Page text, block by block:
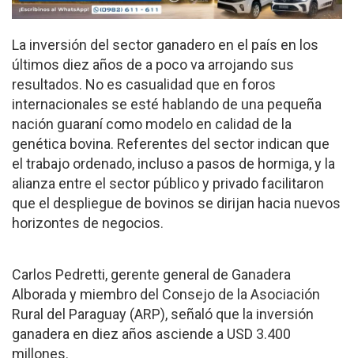
La inversión del sector ganadero en el país en los
últimos diez años de a poco va arrojando sus
resultados. No es casualidad que en foros
internacionales se esté hablando de una pequeña
nación guaraní como modelo en calidad de la
genética bovina. Referentes del sector indican que
el trabajo ordenado, incluso a pasos de hormiga, y la
alianza entre el sector público y privado facilitaron
que el despliegue de bovinos se dirijan hacia nuevos
horizontes de negocios.
Carlos Pedretti, gerente general de Ganadera
Alborada y miembro del Consejo de la Asociación
Rural del Paraguay (ARP), señaló que la inversión
ganadera en diez años asciende a USD 3.400
millones.